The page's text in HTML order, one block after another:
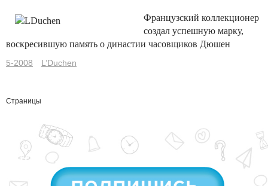
Французский коллекционер
создал успешную марку,
воскресившую память о династии часовщиков Дюшен
5-2008 L’Duchen
Страницы